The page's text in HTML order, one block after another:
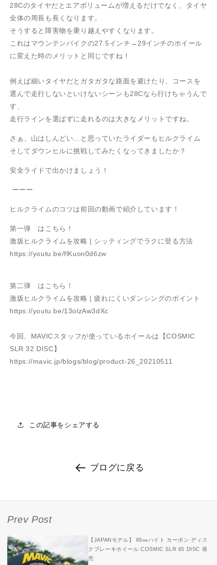
28Cのタイヤだとエアボリュームが増えるだけでなく、タイヤ
全体の周長も長くなります。
そうすると障害物を乗り越えやすくなります。
これはマウンテンバイクの27.5インチ→29インチのホイール
に変えた時のメリットと同じですね！
例えば細いタイヤだとガタガタな路面を避けたり、コースを
選んで走行しないといけないシーンも28Cなら行けちゃうんで
す、
走行ラインを選ばずに走れるのは大きなメリットですね。
さぁ、山はしんどい…と思っていたライダーもヒルクライム
そしてダウンヒルに挑戦してみたくなってきましたか？
安全ライドで出かけましょう！
ーーー
ヒルクライムのコツは前回の動画で紹介しています！
第一弾 はこちら！
激坂ヒルクライムを攻略 | シッティングでラクに登る方法
https://youtu.be/flKuon0d6zw
第二弾 はこちら！
激坂ヒルクライムを攻略 | 疲れにくいダンシングのポイント
https://youtu.be/13olzAw3dXc
今回、MAVICスタッフが使っているホイールは【COSMIC
SLR 32 DISC】
https://mavic.jp/blogs/blog/product-26_20210511
この記事をシェアする
ブログに戻る
Prev Post
【JAPANモデル】 65㎜ハイト カーボン ディス
クブレーキホイール COSMIC SLR 65 DISC 発
売